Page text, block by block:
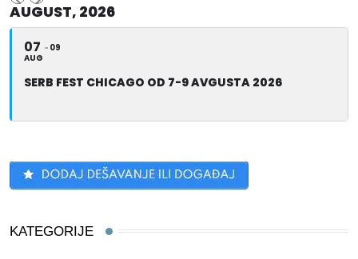
AUGUST, 2026
07
AUG
09
SERB FEST CHICAGO OD 7-9 AVGUSTA 2026
KATEGORIJE